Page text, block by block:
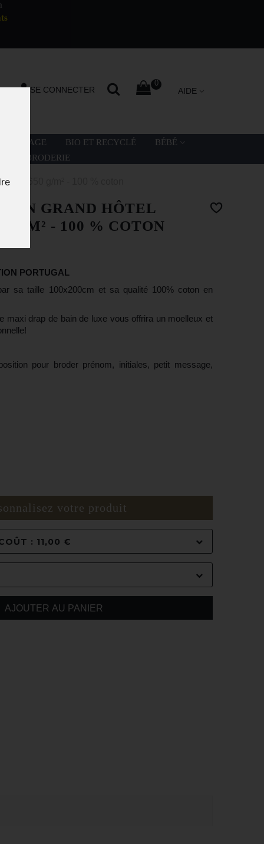
AIDE
0
SE CONNECTER
LA PLAGE BIO ET RECYCLÉ
BÉBÉ
BRODERIE
- 650 g/m² - 100 % coton
GRAND HÔTEL
G/M² - 100 % COTON
PORTUGAL
sa taille 100x200cm et sa qualité 100% coton en
maxi drap de bain de luxe vous offrira un moelleux et
pour broder prénom, initiales, petit message,
votre produit
: 11,00 €
AJOUTER AU PANIER